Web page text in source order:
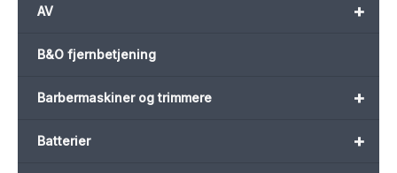
+
AV
B&O fjernbetjening
+
Barbermaskiner og trimmere
+
Batterier